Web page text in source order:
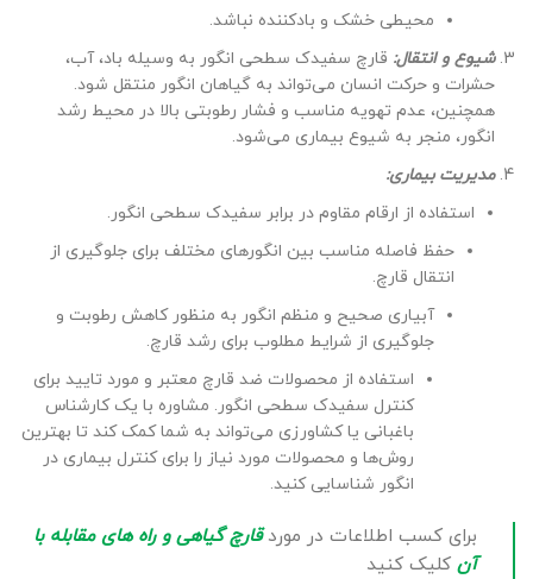
محیطی خشک و بادکننده نباشد.
شیوع و انتقال: قارچ سفیدک سطحی انگور به وسیله باد، آب،
حشرات و حرکت انسان می‌تواند به گیاهان انگور منتقل شود.
همچنین، عدم تهویه مناسب و فشار رطوبتی بالا در محیط رشد
انگور، منجر به شیوع بیماری می‌شود.
مدیریت بیماری:
استفاده از ارقام مقاوم در برابر سفیدک سطحی انگور.
حفظ فاصله مناسب بین انگورهای مختلف برای جلوگیری از
انتقال قارچ.
آبیاری صحیح و منظم انگور به منظور کاهش رطوبت و
جلوگیری از شرایط مطلوب برای رشد قارچ.
استفاده از محصولات ضد قارچ معتبر و مورد تایید برای
کنترل سفیدک سطحی انگور. مشاوره با یک کارشناس
باغبانی یا کشاورزی می‌تواند به شما کمک کند تا بهترین
روش‌ها و محصولات مورد نیاز را برای کنترل بیماری در
انگور شناسایی کنید.
برای کسب اطلاعات در موردقارچ گیاهی و راه های مقابله با
آن کلیک کنید